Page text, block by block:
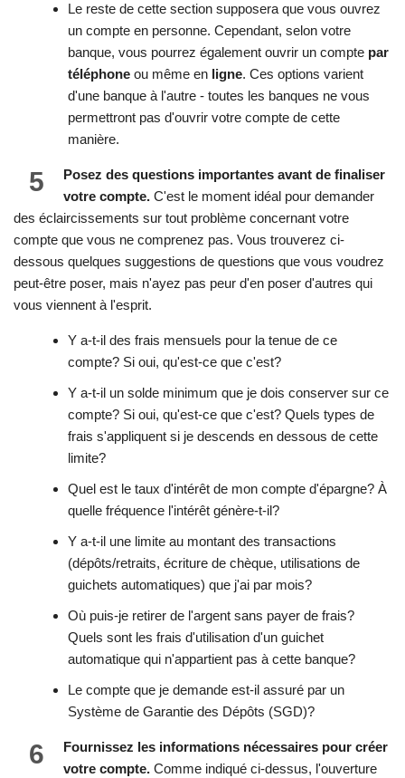
Le reste de cette section supposera que vous ouvrez
un compte en personne. Cependant, selon votre
banque, vous pourrez également ouvrir un compte par
téléphone ou même en ligne. Ces options varient
d'une banque à l'autre - toutes les banques ne vous
permettront pas d'ouvrir votre compte de cette
manière.
5
Posez des questions importantes avant de finaliser
votre compte. C'est le moment idéal pour demander
des éclaircissements sur tout problème concernant votre
compte que vous ne comprenez pas. Vous trouverez ci-
dessous quelques suggestions de questions que vous voudrez
peut-être poser, mais n'ayez pas peur d'en poser d'autres qui
vous viennent à l'esprit.
Y a-t-il des frais mensuels pour la tenue de ce
compte? Si oui, qu'est-ce que c'est?
Y a-t-il un solde minimum que je dois conserver sur ce
compte? Si oui, qu'est-ce que c'est? Quels types de
frais s'appliquent si je descends en dessous de cette
limite?
Quel est le taux d'intérêt de mon compte d'épargne? À
quelle fréquence l'intérêt génère-t-il?
Y a-t-il une limite au montant des transactions
(dépôts/retraits, écriture de chèque, utilisations de
guichets automatiques) que j'ai par mois?
Où puis-je retirer de l'argent sans payer de frais?
Quels sont les frais d'utilisation d'un guichet
automatique qui n'appartient pas à cette banque?
Le compte que je demande est-il assuré par un
Système de Garantie des Dépôts (SGD)?
6
Fournissez les informations nécessaires pour créer
votre compte. Comme indiqué ci-dessus, l'ouverture